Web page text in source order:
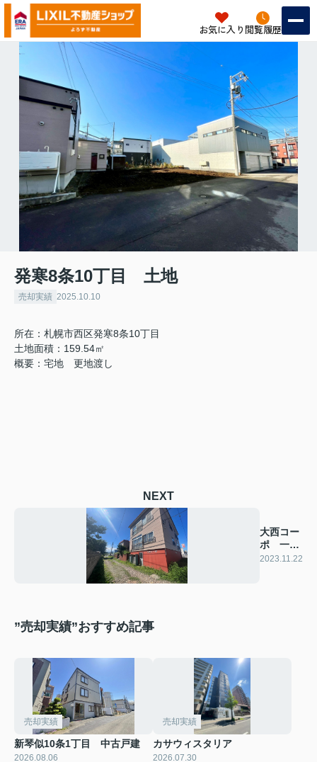
お気に入り 閲覧履歴
発寒8条10丁目 土地
売却実績 2025.10.10
所在：札幌市西区発寒8条10丁目
土地面積：159.54㎡
概要：宅地 更地渡し
NEXT
大西コー
ポ 一棟
アパート
2023.11.22
”売却実績”おすすめ記事
売却実績
新琴似10条1丁目 中古戸建
2026.08.06
売却実績
カサウィスタリア
2026.07.30